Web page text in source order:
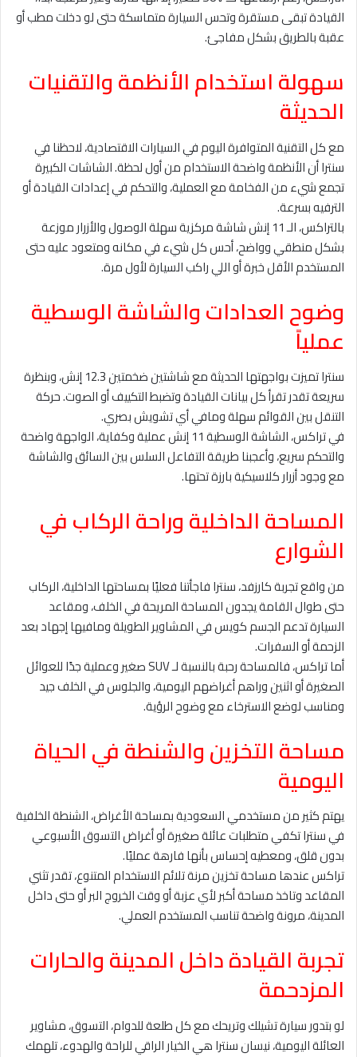
القيادة تبقى مستقرة وتحس السيارة متماسكة حتى لو دخلت مطب أو
عقبة بالطريق بشكل مفاجئ.
سهولة استخدام الأنظمة والتقنيات
الحديثة
مع كل التقنية المتوافرة اليوم في السيارات الاقتصادية، لاحظنا في
سنترا أن الأنظمة واضحة الاستخدام من أول لحظة. الشاشات الكبيرة
تجمع شيء من الفخامة مع العملية، والتحكم في إعدادات القيادة أو
الترفيه بسرعة.
بالتراكس، الـ 11 إنش شاشة مركزية سهلة الوصول والأزرار موزعة
بشكل منطقي وواضح، أحس كل شيء في مكانه ومتعود عليه حتى
المستخدم الأقل خبرة أو اللي راكب السيارة لأول مرة.
وضوح العدادات والشاشة الوسطية
عملياً
سنترا تميزت بواجهتها الحديثة مع شاشتين ضخمتين 12.3 إنش، وبنظرة
سريعة تقدر تقرأ كل بيانات القيادة وتضبط التكييف أو الصوت. حركة
التنقل بين القوائم سهلة ومافي أي تشويش بصري.
في تراكس، الشاشة الوسطية 11 إنش عملية وكفاية، الواجهة واضحة
والتحكم سريع، وأعجبنا طريقة التفاعل السلس بين السائق والشاشة
مع وجود أزرار كلاسيكية بارزة تحتها.
المساحة الداخلية وراحة الركاب في
الشوارع
من واقع تجربة كارزفد، سنترا فاجأتنا فعليًا بمساحتها الداخلية، الركاب
حتى طوال القامة يجدون المساحة المريحة في الخلف، ومقاعد
السيارة تدعم الجسم كويس في المشاوير الطويلة ومافيها إجهاد بعد
الزحمة أو السفرات.
أما تراكس، فالمساحة رحبة بالنسبة لـ SUV صغير وعملية جدًا للعوائل
الصغيرة أو اثنين وراهم أغراضهم اليومية، والجلوس في الخلف جيد
ومناسب لوضع الاسترخاء مع وضوح الرؤية.
مساحة التخزين والشنطة في الحياة
اليومية
يهتم كثير من مستخدمي السعودية بمساحة الأغراض، الشنطة الخلفية
في سنترا تكفي متطلبات عائلة صغيرة أو أغراض التسوق الأسبوعي
بدون قلق، ومعطيه إحساس بأنها فارهة عمليًا.
تراكس عندها مساحة تخزين مرنة تلائم الاستخدام المتنوع، تقدر تثني
المقاعد وتاخذ مساحة أكبر لأي عزبة أو وقت الخروج البر أو حتى داخل
المدينة، مرونة واضحة تناسب المستخدم العملي.
تجربة القيادة داخل المدينة والحارات
المزدحمة
لو بتدور سيارة تشيلك وتريحك مع كل طلعة للدوام، التسوق، مشاوير
العائلة اليومية، نيسان سنترا هي الخيار الراقي للراحة والهدوء، تلهمك